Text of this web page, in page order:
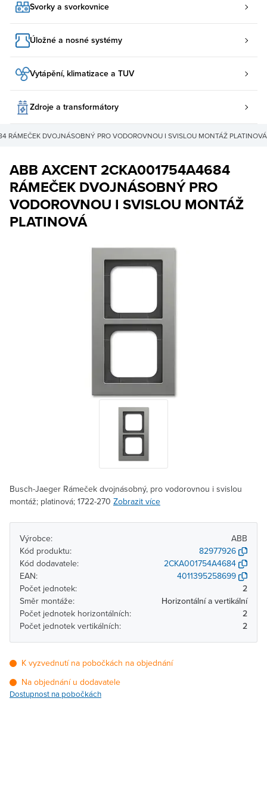
Svorky a svorkovnice
Úložné a nosné systémy
Vytápění, klimatizace a TUV
Zdroje a transformátory
RÁMEČEK DVOJNÁSOBNÝ PRO VODOROVNOU I SVISLOU MONTÁŽ PLATINOVÁ
ABB AXCENT 2CKA001754A4684
RÁMEČEK DVOJNÁSOBNÝ PRO
VODOROVNOU I SVISLOU MONTÁŽ
PLATINOVÁ
Busch-Jaeger Rámeček dvojnásobný, pro vodorovnou i svislou
montáž; platinová; 1722-270 Zobrazit více
Výrobce:
ABB
Kód produktu:
82977926
Kód dodavatele:
2CKA001754A4684
EAN:
4011395258699
Počet jednotek:
2
Směr montáže:
Horizontální a vertikální
Počet jednotek horizontálních:
2
Počet jednotek vertikálních:
2
K vyzvednutí na pobočkách na objednání
Na objednání u dodavatele
Dostupnost na pobočkách